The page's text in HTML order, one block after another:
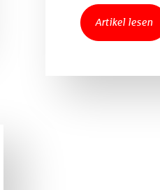
Artikel lesen